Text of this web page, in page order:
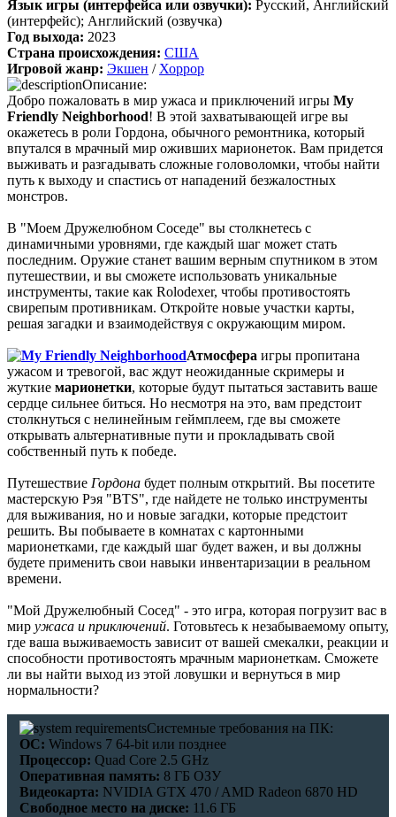
включая треки от Paul Linford
😁👏Огромная благодарность за труд. Не ожидал, что будет
полный саундтрек в хорошем качестве. За flac отдельная
благодарность ✔
cord: Boycenunse,
Да, сделано. Добавил саундтрек Need for Speed: Most Wanted
Soundtrack (OST):
скачать
Представлено несколько ссылок на скачивание (торрент,
архив и FLAC), но основной – Unofficial Game Soundtrack
включая треки от Paul Linford
Сборник получился добротный, наслаждайтесь!
Boycenunse:Добавьте пожалуйста саундтрек из игры NFS
Most Wanted, которая 2005 года.
Mifman:Добро пожаловать на игровой сайт mifman.ru
Делитесь играми с друзьями и добавляйте сайт в избранное.
В этом чате Вы можете общаться. Пишите свои отзывы и
комментарии к играм.
Язык игры (интерфейса или озвучки): Русский, Английский
(интерфейс); Английский (озвучка)
Год выхода: 2023
Страна происхождения: США
Игровой жанр: Экшен / Хоррор
Описание:
Добро пожаловать в мир ужаса и приключений игры My
Friendly Neighborhood! В этой захватывающей игре вы
окажетесь в роли Гордона, обычного ремонтника, который
впутался в мрачный мир оживших марионеток. Вам придется
выживать и разгадывать сложные головоломки, чтобы найти
путь к выходу и спастись от нападений безжалостных
монстров.
В "Моем Дружелюбном Соседе" вы столкнетесь с
динамичными уровнями, где каждый шаг может стать
последним. Оружие станет вашим верным спутником в этом
путешествии, и вы сможете использовать уникальные
инструменты, такие как Rolodexer, чтобы противостоять
свирепым противникам. Откройте новые участки карты,
решая загадки и взаимодействуя с окружающим миром.
Атмосфера игры пропитана
ужасом и тревогой, вас ждут неожиданные скримеры и
жуткие марионетки, которые будут пытаться заставить ваше
сердце сильнее биться. Но несмотря на это, вам предстоит
столкнуться с нелинейным геймплеем, где вы сможете
открывать альтернативные пути и прокладывать свой
собственный путь к победе.
Путешествие Гордона будет полным открытий. Вы посетите
мастерскую Рэя "BTS", где найдете не только инструменты
для выживания, но и новые загадки, которые предстоит
решить. Вы побываете в комнатах с картонными
марионетками, где каждый шаг будет важен, и вы должны
будете применить свои навыки инвентаризации в реальном
времени.
"Мой Дружелюбный Сосед" - это игра, которая погрузит вас в
мир ужаса и приключений. Готовьтесь к незабываемому опыту,
где ваша выживаемость зависит от вашей смекалки, реакции и
способности противостоять мрачным марионеткам. Сможете
ли вы найти выход из этой ловушки и вернуться в мир
нормальности?
Системные требования на ПК:
ОС: Windows 7 64-bit или позднее
Процессор: Quad Core 2.5 GHz
Оперативная память: 8 ГБ ОЗУ
Видеокарта: NVIDIA GTX 470 / AMD Radeon 6870 HD
Свободное место на диске: 11.6 ГБ